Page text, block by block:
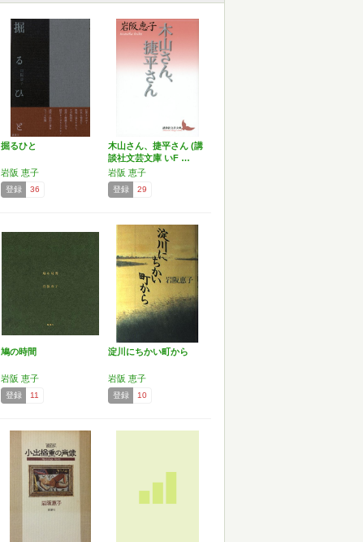
掘るひと
岩阪 恵子
登録 36
木山さん、捷平さん (講
談社文芸文庫 いF …
岩阪 恵子
登録 29
鳩の時間
岩阪 恵子
登録 11
淀川にちかい町から
岩阪 恵子
登録 10